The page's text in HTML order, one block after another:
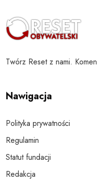
Twórz Reset z nami.
Nawigacja
Polityka prywatności
Regulamin
Statut fundacji
Redakcja